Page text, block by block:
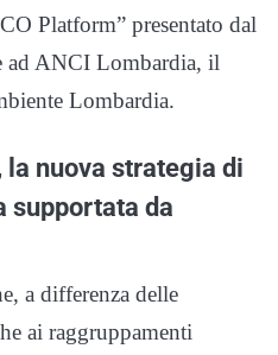
Platform” presentato dal
ad ANCI Lombardia, il
Lombardia.
la nuova strategia di
supportata da
a differenza delle
ai raggruppamenti